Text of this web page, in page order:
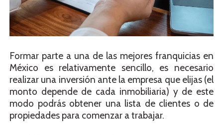
Formar parte a una de las mejores franquicias en
México es relativamente sencillo, es necesario
realizar una inversión ante la empresa que elijas (el
monto depende de cada inmobiliaria) y de este
modo podrás obtener una lista de clientes o de
propiedades para comenzar a trabajar.